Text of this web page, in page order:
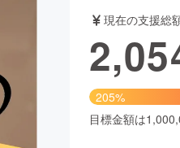
舞台・パフォーマンス
フード・飲食店
現在の支援総
205%
目標金額は